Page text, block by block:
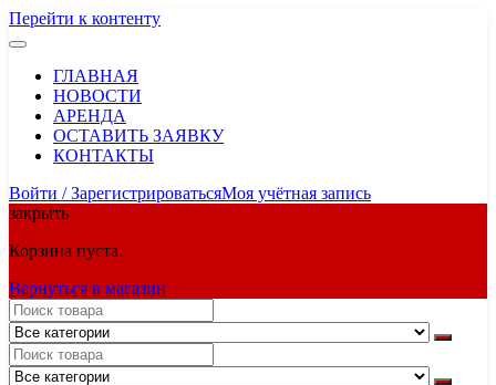
Перейти к контенту
ГЛАВНАЯ
НОВОСТИ
АРЕНДА
ОСТАВИТЬ ЗАЯВКУ
КОНТАКТЫ
Войти / ЗарегистрироватьсяМоя учётная запись
закрыть
Корзина пуста.
Вернуться в магазин